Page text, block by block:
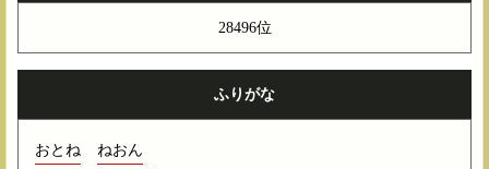
28496位
ふりがな
おとね ねおん